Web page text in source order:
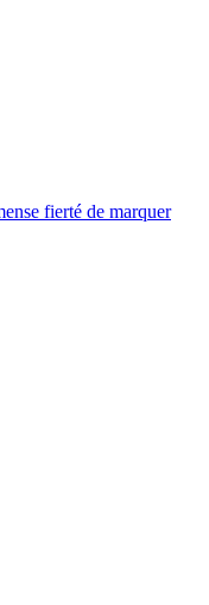
fierté de marquer